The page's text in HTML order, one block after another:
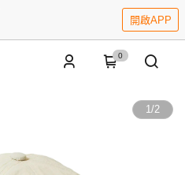
開啟APP
0
1/2